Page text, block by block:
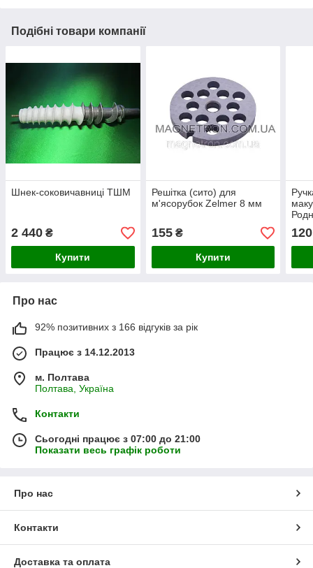
Подібні товари компанії
Шнек-соковичавниці ТШМ
2 440 ₴
Купити
Решітка (сито) для
м'ясорубок Zelmer 8 мм
155₴
Купити
120
Про нас
92% позитивних з 166 відгуків за рік
Працює з 14.12.2013
м. Полтава
Полтава, Україна
Контакти
Сьогодні працює з 07:00 до 21:00
Показати весь графік роботи
Про нас
Контакти
Доставка та оплата